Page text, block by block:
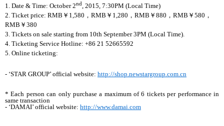
1. Date & Time: October 2nd, 2015, 7:30PM (Local Time)
2. Ticket price: RMB ￥ 1,580 ， RMB ￥ 1,280 ， RMB ￥ 880 ， RMB ￥ 580 ，
RMB ￥ 380
3. Tickets on sale starting from 10th September 3PM (Local Time).
4. Ticketing Service Hotline: +86 21 52665592
5. Online ticketing:
- ‘STAR GROUP’ official website: http://shop.newstargroup.com.cn
* Each person can only purchase a maximum of 6 tickets per performance in
same transaction
- ‘DAMAI’ official website: http://www.damai.com